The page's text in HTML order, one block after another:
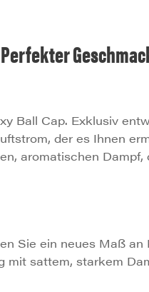
Ball Cap. Exklusiv
der es Ihnen
aromatischen
Sie ein neues Maß
sattem, starkem